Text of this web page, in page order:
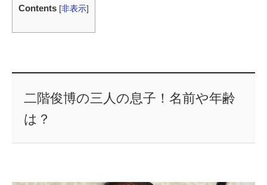
Contents [非表示]
二階俊博の三人の息子！名前や年齢
は？